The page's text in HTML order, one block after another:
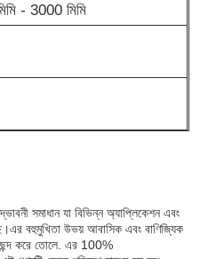
শীট
- 3000 মিমি
সমাধান যা বিভিন্ন অ্যাপ্লিকেশন এবং
বহুমুখিতা উভয় আবাসিক এবং বাণিজ্যিক
করে তোলে. এর 100%